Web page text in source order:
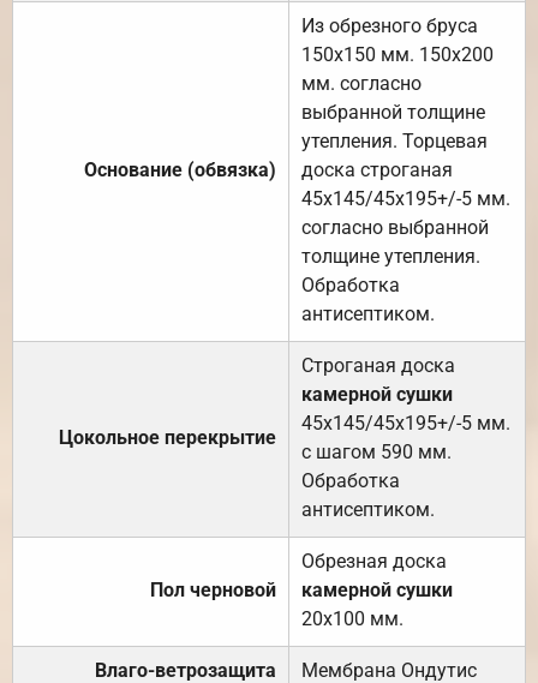
Основание (обвязка)
Из обрезного бруса
150х150 мм. 150х200
мм. согласно
выбранной толщине
утепления. Торцевая
доска строганая
45х145/45х195+/-5 мм.
согласно выбранной
толщине утепления.
Обработка
антисептиком.
Цокольное перекрытие
Строганая доска
камерной сушки
45х145/45х195+/-5 мм.
с шагом 590 мм.
Обработка
антисептиком.
Пол черновой
Обрезная доска
камерной сушки
20х100 мм.
Влаго-ветрозащита
Мембрана Ондутис